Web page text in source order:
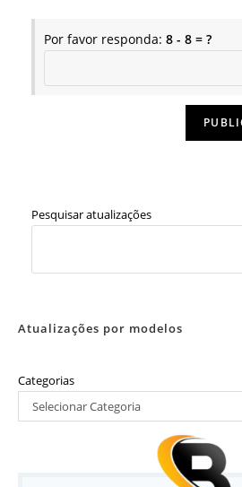
Por favor responda: 8 - 8 = ?
Pesquisar atualizações
Atualizações por modelos
Categorias
Selecionar Categoria